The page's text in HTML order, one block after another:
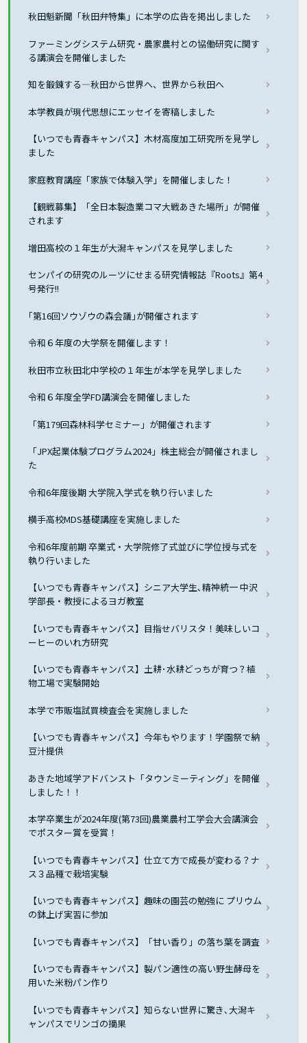
秋田魁新聞「秋田弁特集」に本学の広告を掲出しました
ファーミングシステム研究・農家農村との協働研究に関す
る講演会を開催しました
知を鍛錬する―秋田から世界へ、世界から秋田へ
本学教員が現代思想にエッセイを寄稿しました
【いつでも青春キャンパス】木材高度加工研究所を見学し
ました
家庭教育講座「家族で体験入学」を開催しました！
【観戦募集】「全日本製造業コマ大戦あきた場所」が開催
されます
増田高校の１年生が大潟キャンパスを見学しました
センパイの研究のルーツにせまる研究情報誌『Roots』第4
号発行!!
｢第16回ソウゾウの森会議｣が開催されます
令和６年度の大学祭を開催します！
秋田市立秋田北中学校の１年生が本学を見学しました
令和６年度全学FD講演会を開催しました
「第179回森林科学セミナー」が開催されます
「JPX起業体験プログラム2024」株主総会が開催されまし
た
令和6年度後期 大学院入学式を執り行いました
横手高校MDS基礎講座を実施しました
令和6年度前期 卒業式・大学院修了式並びに学位授与式を
執り行いました
【いつでも青春キャンパス】シニア大学生､精神統一 中沢
学部長・教授によるヨガ教室
【いつでも青春キャンパス】目指せバリスタ！美味しいコ
ーヒーのいれ方研究
【いつでも青春キャンパス】土耕･水耕どっちが育つ？植
物工場で実験開始
本学で市販塩試買検査会を実施しました
【いつでも青春キャンパス】今年もやります！学園祭で納
豆汁提供
あきた地域学アドバンスト「タウンミーティング」を開催
しました！！
本学卒業生が2024年度(第73回)農業農村工学会大会講演会
でポスター賞を受賞！
【いつでも青春キャンパス】仕立て方で成長が変わる？ナ
ス３品種で栽培実験
【いつでも青春キャンパス】趣味の園芸の勉強に プリウム
の鉢上げ実習に参加
【いつでも青春キャンパス】「甘い香り」の落ち葉を調査
【いつでも青春キャンパス】製パン適性の高い野生酵母を
用いた米粉パン作り
【いつでも青春キャンパス】知らない世界に驚き､大潟キ
ャンパスでリンゴの摘果